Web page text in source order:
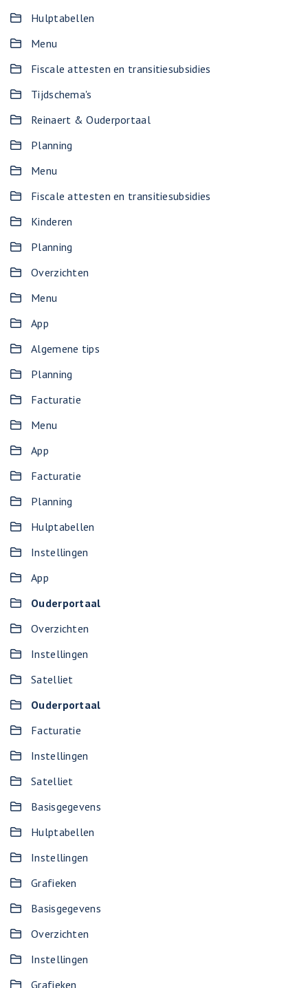
Hulptabellen
Menu
Fiscale attesten en transitiesubsidies
Tijdschema's
Reinaert & Ouderportaal
Planning
Menu
Fiscale attesten en transitiesubsidies
Kinderen
Planning
Overzichten
Menu
App
Algemene tips
Planning
Facturatie
Menu
App
Facturatie
Planning
Hulptabellen
Instellingen
App
Ouderportaal
Overzichten
Instellingen
Satelliet
Ouderportaal
Facturatie
Instellingen
Satelliet
Basisgegevens
Hulptabellen
Instellingen
Grafieken
Basisgegevens
Overzichten
Instellingen
Grafieken